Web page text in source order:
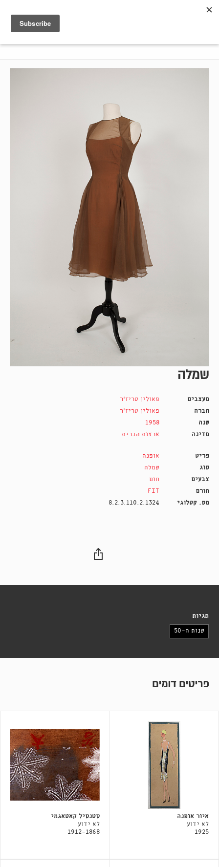
שמלה
מעצבים
פאולין טריז'ר
חברה
פאולין טריז'ר
שנה
1958
מדינה
ארצות הברית
פריט
אופנה
סוג
שמלה
צבעים
חום
תורם
FIT
מס. קטלוגי
8.2.3.110.2.1324
תגיות
שנות ה-50
פריטים דומים
איור אופנה
לא ידוע
1925
סטנסיל קאטאגמי
לא ידוע
1912-1868